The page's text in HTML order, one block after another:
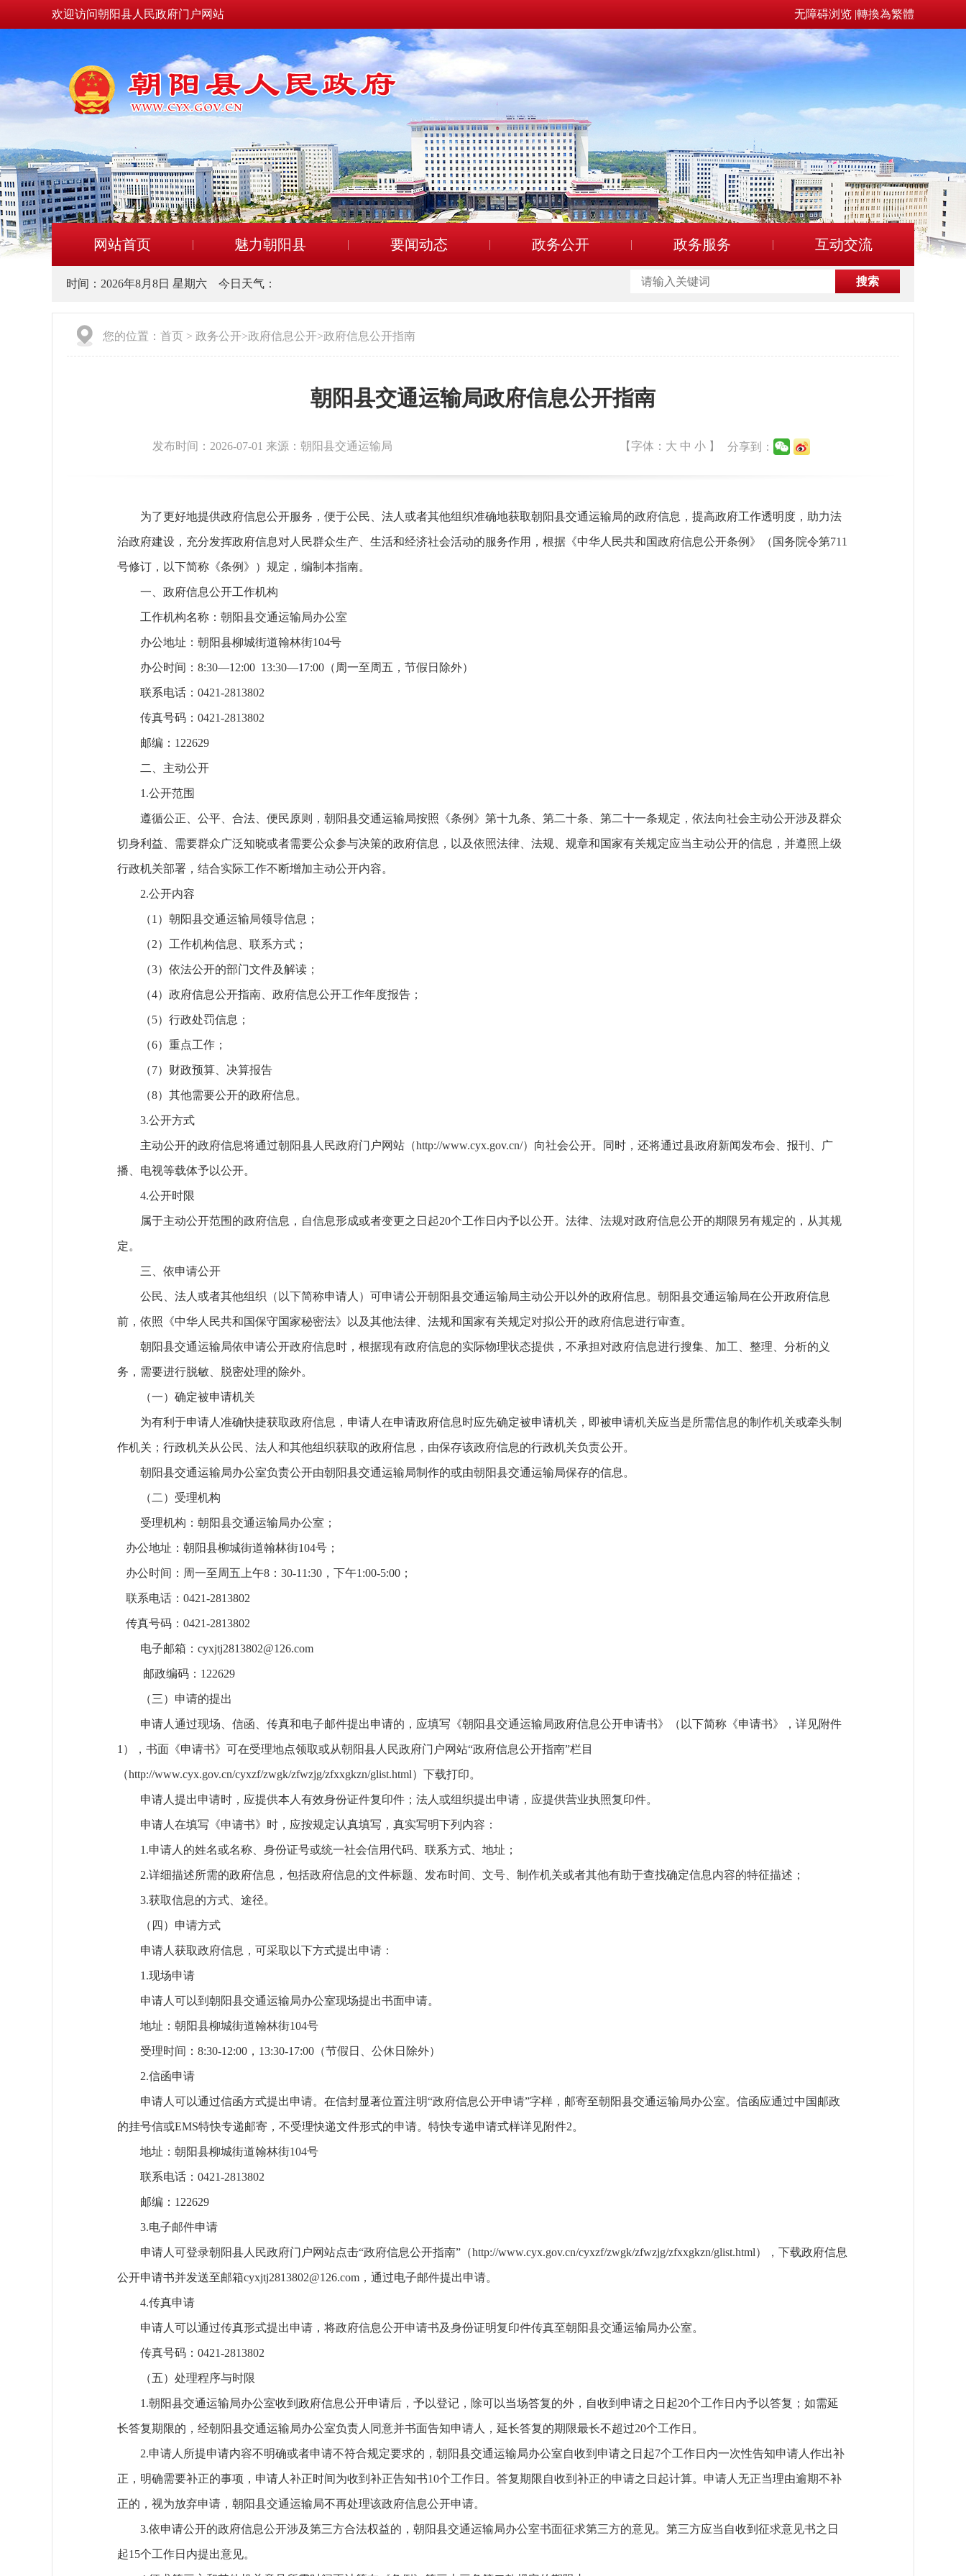
欢迎访问朝阳县人民政府门户网站 无障碍浏览 |轉換為繁體
网站首页 魅力朝阳县 要闻动态 政务公开 政务服务 互动交流
时间： 2026年8月8日 星期六 今日天气：
您的位置： 首页 > 政务公开>政府信息公开>政府信息公开指南
朝阳县交通运输局政府信息公开指南
发布时间：2026-07-01 来源：朝阳县交通运输局 【字体： 大 中 小 】 分享到：
为了更好地提供政府信息公开服务，便于公民、法人或者其他组织准确地获取朝阳县交通运输局的政府信息，提高政府工作透明度，助力法
治政府建设，充分发挥政府信息对人民群众生产、生活和经济社会活动的服务作用，根据《中华人民共和国政府信息公开条例》（国务院令第711
号修订，以下简称《条例》）规定，编制本指南。
一、政府信息公开工作机构
工作机构名称：朝阳县交通运输局办公室
办公地址：朝阳县柳城街道翰林街104号
办公时间：8:30—12:00 13:30—17:00（周一至周五，节假日除外）
联系电话：0421-2813802
传真号码：0421-2813802
邮编：122629
二、主动公开
1.公开范围
遵循公正、公平、合法、便民原则，朝阳县交通运输局按照《条例》第十九条、第二十条、第二十一条规定，依法向社会主动公开涉及群众
切身利益、需要群众广泛知晓或者需要公众参与决策的政府信息，以及依照法律、法规、规章和国家有关规定应当主动公开的信息，并遵照上级
行政机关部署，结合实际工作不断增加主动公开内容。
2.公开内容
（1）朝阳县交通运输局领导信息；
（2）工作机构信息、联系方式；
（3）依法公开的部门文件及解读；
（4）政府信息公开指南、政府信息公开工作年度报告；
（5）行政处罚信息；
（6）重点工作；
（7）财政预算、决算报告
（8）其他需要公开的政府信息。
3.公开方式
主动公开的政府信息将通过朝阳县人民政府门户网站（http://www.cyx.gov.cn/）向社会公开。同时，还将通过县政府新闻发布会、报刊、广
播、电视等载体予以公开。
4.公开时限
属于主动公开范围的政府信息，自信息形成或者变更之日起20个工作日内予以公开。法律、法规对政府信息公开的期限另有规定的，从其规
定。
三、依申请公开
公民、法人或者其他组织（以下简称申请人）可申请公开朝阳县交通运输局主动公开以外的政府信息。朝阳县交通运输局在公开政府信息
前，依照《中华人民共和国保守国家秘密法》以及其他法律、法规和国家有关规定对拟公开的政府信息进行审查。
朝阳县交通运输局依申请公开政府信息时，根据现有政府信息的实际物理状态提供，不承担对政府信息进行搜集、加工、整理、分析的义
务，需要进行脱敏、脱密处理的除外。
（一）确定被申请机关
为有利于申请人准确快捷获取政府信息，申请人在申请政府信息时应先确定被申请机关，即被申请机关应当是所需信息的制作机关或牵头制
作机关；行政机关从公民、法人和其他组织获取的政府信息，由保存该政府信息的行政机关负责公开。
朝阳县交通运输局办公室负责公开由朝阳县交通运输局制作的或由朝阳县交通运输局保存的信息。
（二）受理机构
受理机构：朝阳县交通运输局办公室；
办公地址：朝阳县柳城街道翰林街104号；
办公时间：周一至周五上午8：30-11:30，下午1:00-5:00；
联系电话：0421-2813802
传真号码：0421-2813802
电子邮箱：cyxjtj2813802@126.com
邮政编码：122629
（三）申请的提出
申请人通过现场、信函、传真和电子邮件提出申请的，应填写《朝阳县交通运输局政府信息公开申请书》（以下简称《申请书》，详见附件
1），书面《申请书》可在受理地点领取或从朝阳县人民政府门户网站“政府信息公开指南”栏目
（http://www.cyx.gov.cn/cyxzf/zwgk/zfwzjg/zfxxgkzn/glist.html）下载打印。
申请人提出申请时，应提供本人有效身份证件复印件；法人或组织提出申请，应提供营业执照复印件。
申请人在填写《申请书》时，应按规定认真填写，真实写明下列内容：
1.申请人的姓名或名称、身份证号或统一社会信用代码、联系方式、地址；
2.详细描述所需的政府信息，包括政府信息的文件标题、发布时间、文号、制作机关或者其他有助于查找确定信息内容的特征描述；
3.获取信息的方式、途径。
（四）申请方式
申请人获取政府信息，可采取以下方式提出申请：
1.现场申请
申请人可以到朝阳县交通运输局办公室现场提出书面申请。
地址：朝阳县柳城街道翰林街104号
受理时间：8:30-12:00，13:30-17:00（节假日、公休日除外）
2.信函申请
申请人可以通过信函方式提出申请。在信封显著位置注明“政府信息公开申请”字样，邮寄至朝阳县交通运输局办公室。信函应通过中国邮政
的挂号信或EMS特快专递邮寄，不受理快递文件形式的申请。特快专递申请式样详见附件2。
地址：朝阳县柳城街道翰林街104号
联系电话：0421-2813802
邮编：122629
3.电子邮件申请
申请人可登录朝阳县人民政府门户网站点击“政府信息公开指南”（http://www.cyx.gov.cn/cyxzf/zwgk/zfwzjg/zfxxgkzn/glist.html），下载政府信息
公开申请书并发送至邮箱cyxjtj2813802@126.com，通过电子邮件提出申请。
4.传真申请
申请人可以通过传真形式提出申请，将政府信息公开申请书及身份证明复印件传真至朝阳县交通运输局办公室。
传真号码：0421-2813802
（五）处理程序与时限
1.朝阳县交通运输局办公室收到政府信息公开申请后，予以登记，除可以当场答复的外，自收到申请之日起20个工作日内予以答复；如需延
长答复期限的，经朝阳县交通运输局办公室负责人同意并书面告知申请人，延长答复的期限最长不超过20个工作日。
2.申请人所提申请内容不明确或者申请不符合规定要求的，朝阳县交通运输局办公室自收到申请之日起7个工作日内一次性告知申请人作出补
正，明确需要补正的事项，申请人补正时间为收到补正告知书10个工作日。答复期限自收到补正的申请之日起计算。申请人无正当理由逾期不补
正的，视为放弃申请，朝阳县交通运输局不再处理该政府信息公开申请。
3.依申请公开的政府信息公开涉及第三方合法权益的，朝阳县交通运输局办公室书面征求第三方的意见。第三方应当自收到征求意见书之日
起15个工作日内提出意见。